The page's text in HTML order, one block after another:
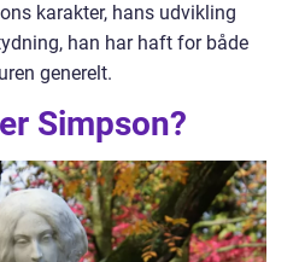
karakter, hans udvikling
han har haft for både
generelt.
Simpson?